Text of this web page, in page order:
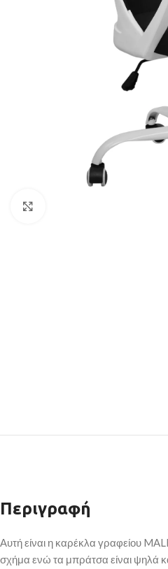
Περιγραφή
Αυτή είναι η καρέκλα γραφείου
σχήμα ενώ τα μπράτσα είναι ψηλά